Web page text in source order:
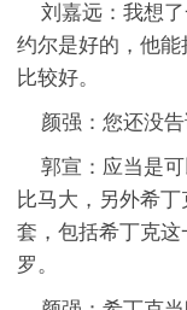
刘嘉远：我想了
约尔是好的，他
比较好。
颜强：您还没告
郭宣：应当是可
比马大，另外希
套，包括希丁克
罗。